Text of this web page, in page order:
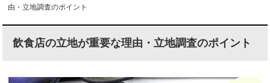
由・立地調査のポイント
飲食店の立地が重要な理由・立地調査のポイント